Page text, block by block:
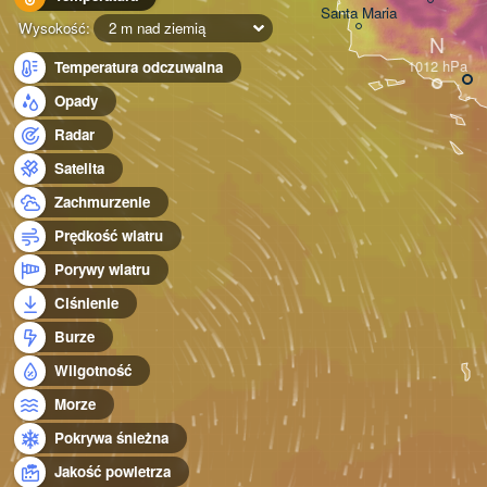
Wysokość:
2 m nad ziemią
Temperatura odczuwalna
Opady
Radar
Satelita
Zachmurzenie
Prędkość wiatru
Porywy wiatru
Ciśnienie
Burze
Wilgotność
Morze
Pokrywa śnieżna
Jakość powietrza
Santa Maria
N